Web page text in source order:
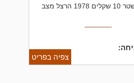
שטר 10 שקלים 1978 הרצל מצב
צפיה בפריט